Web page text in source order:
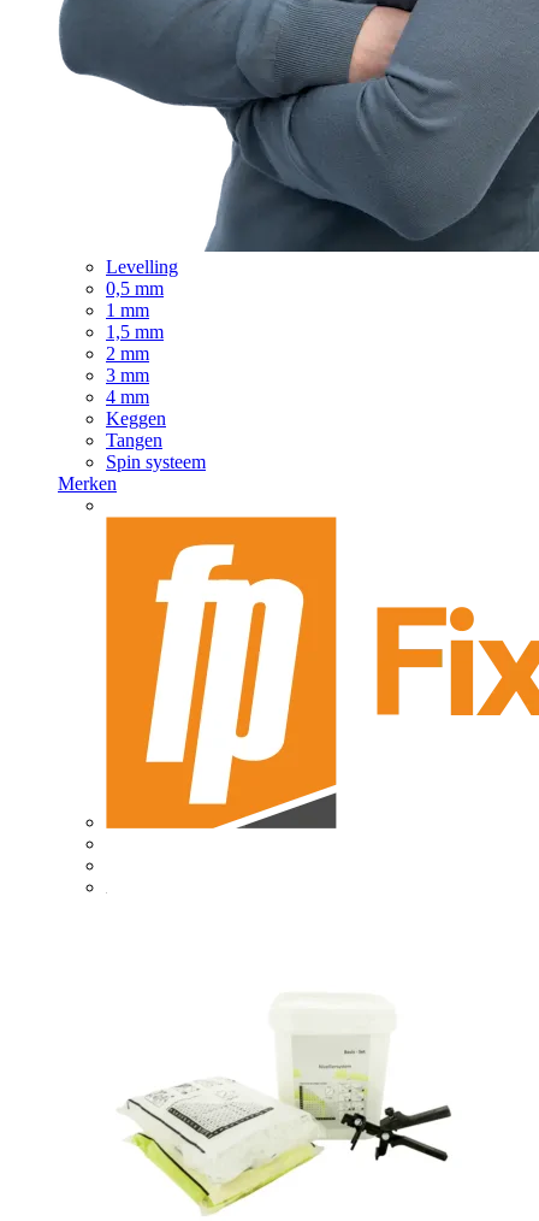
Levelling
0,5 mm
1 mm
1,5 mm
2 mm
3 mm
4 mm
Keggen
Tangen
Spin systeem
Merken